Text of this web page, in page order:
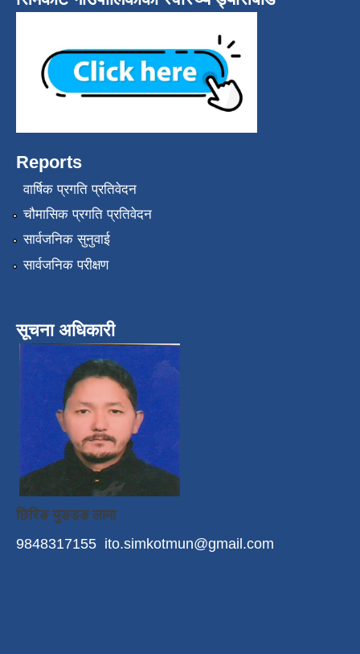
Reports
वार्षिक प्रगति प्रतिवेदन
चौमासिक प्रगति प्रतिवेदन
सार्वजनिक सुनुवाई
सार्वजनिक परीक्षण
सूचना अधिकारी
छिरिङ युङडङ लामा
9848317155 ito.simkotmun@gmail.com